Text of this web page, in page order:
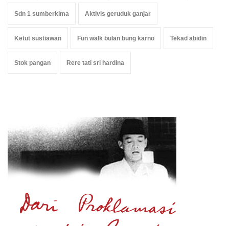
Sdn 1 sumberkima Aktivis geruduk ganjar
Ketut sustiawan Fun walk bulan bung karno Tekad abidin
Stok pangan Rere tati sri hardina